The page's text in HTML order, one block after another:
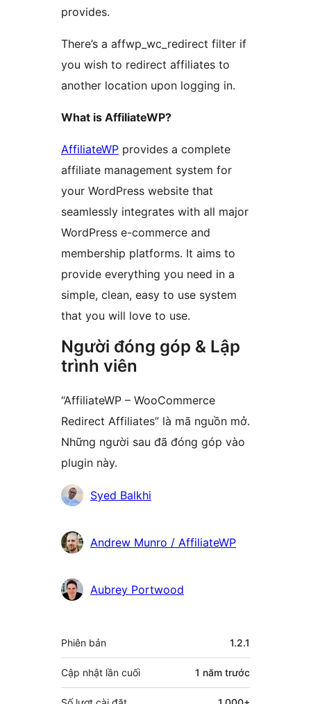
provides.
There’s a affwp_wc_redirect filter if
you wish to redirect affiliates to
another location upon logging in.
What is AffiliateWP?
AffiliateWP provides a complete
affiliate management system for
your WordPress website that
seamlessly integrates with all major
WordPress e-commerce and
membership platforms. It aims to
provide everything you need in a
simple, clean, easy to use system
that you will love to use.
Người đóng góp & Lập
trình viên
“AffiliateWP – WooCommerce
Redirect Affiliates” là mã nguồn mở.
Những người sau đã đóng góp vào
plugin này.
Những
đóng
góp
Syed Balkhi
Andrew Munro / AffiliateWP
Aubrey Portwood
Meta
Phiên bản 1.2.1
Cập nhật lần cuối 1 năm trước